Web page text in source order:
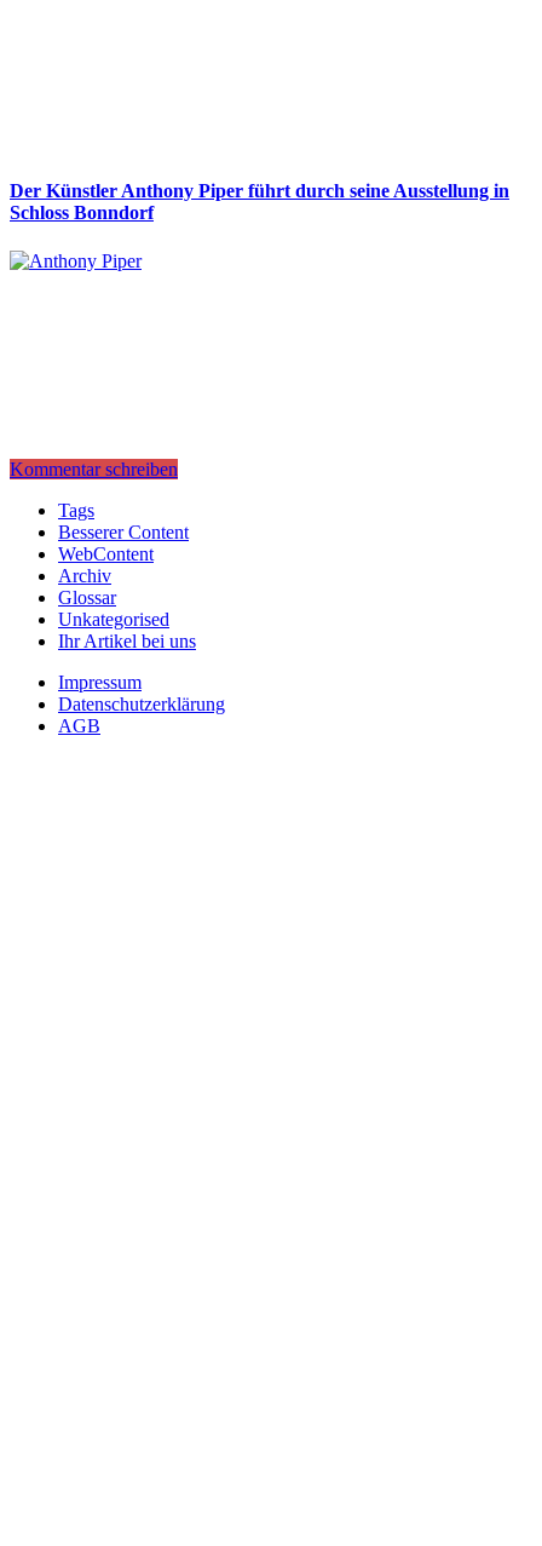
Der Künstler Anthony Piper führt durch seine Ausstellung in
Schloss Bonndorf
Kommentar schreiben
Tags
Besserer Content
WebContent
Archiv
Glossar
Unkategorised
Ihr Artikel bei uns
Impressum
Datenschutzerklärung
AGB